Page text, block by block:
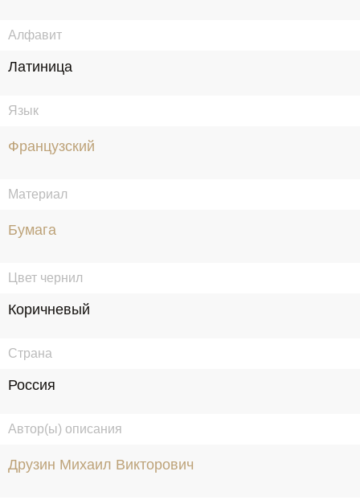
Алфавит
Латиница
Язык
Французский
Материал
Бумага
Цвет чернил
Коричневый
Страна
Россия
Автор(ы) описания
Друзин Михаил Викторович